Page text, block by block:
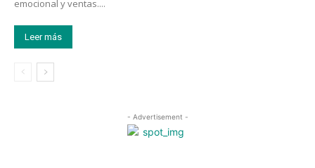
emocional y ventas....
Leer más
- Advertisement -